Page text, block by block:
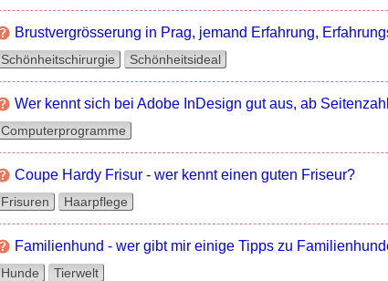
Brustvergrösserung in Prag, jemand Erfahrung,
Schönheitschirurgie Schönheitsideal
Wer kennt sich bei Adobe InDesign gut aus, ab
Computerprogramme
Coupe Hardy Frisur - wer kennt einen guten Friseur?
Frisuren Haarpflege
Familienhund - wer gibt mir einige Tipps zu
Hunde Tierwelt